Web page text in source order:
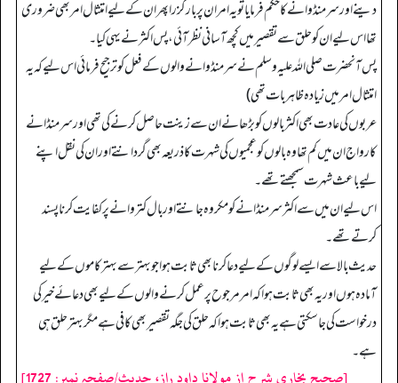
دینے اور سرمنڈوانے کا حکم فرمایا تو یہ امر ان پر بار گزرا پھر ان کے لیے امتثال امر بھی ضروری
تھا اس لیے ان کو حلق سے تقصیر میں کچھ آسانی نظر آئی، پس اکثر نے یہی کیا۔
پس آنحضرت صلی اللہ علیہ وسلم نے سر منڈوانے والوں کے فعل کو ترجیح فرمائی اس لیے کہ یہ
امتثال امر میں زیادہ ظاہر با ت تھی)
عربوں کی عادت بھی اکثر بالوں کو بڑھانے ان سے زینت حاصل کرنے کی تھی اور سرمنڈانے
کا رواج ان میں کم تھا وہ بالوں کو عجمیوں کی شہرت کا ذریعہ بھی گردانتے اور ان کی نقل اپنے
لیے باعث شہرت سمجھتے تھے۔
اس لیے ان میں سے اکثر سر منڈانے کو مکروہ جانتے اور بال کتروانے پر کفایت کرنا پسند
کرتے تھے۔
حدیث بالا سے ایسے لوگوں کے لیے دعا کرنا بھی ثابت ہوا جو بہتر سے بہتر کاموں کے لیے
آمادہ ہوں اور یہ بھی ثابت ہوا کہ امر مرجوح پر عمل کرنے والوں کے لیے بھی دعائے خیر کی
درخواست کی جا سکتی ہے یہ بھی ثابت ہوا کہ حلق کی جگہ تقصیر بھی کافی ہے مگر بہتر حلق ہی
ہے۔